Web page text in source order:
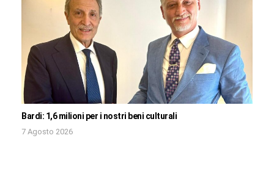
Bardi: 1,6 milioni per i nostri beni culturali
7 Agosto 2026